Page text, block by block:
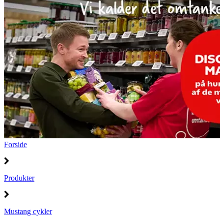
Forside
Produkter
Mustang cykler